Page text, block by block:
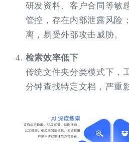
研发资料、客户合同等敏
管控，存在内部泄露风险
离，易受外部攻击威胁。
检索效率低下
传统文件夹分类模式下，
分钟查找特定文档，严重